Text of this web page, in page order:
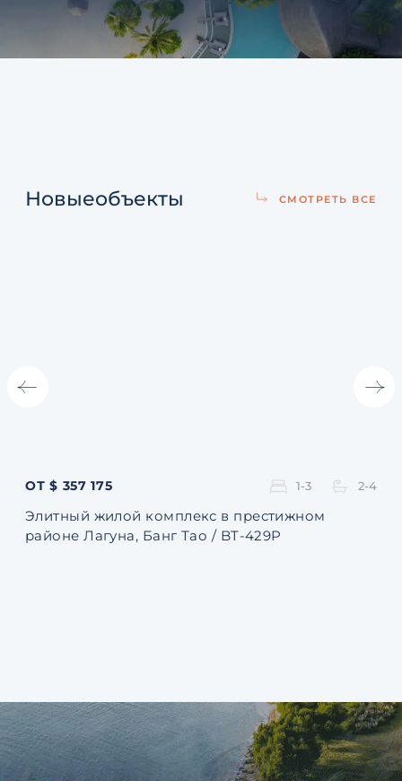
Новыеобъекты СМОТРЕТЬ ВСЕ
ОТ $ 357 175 1-3 2-4
Элитный жилой комплекс в престижном
районе Лагуна, Банг Тао / BT-429P